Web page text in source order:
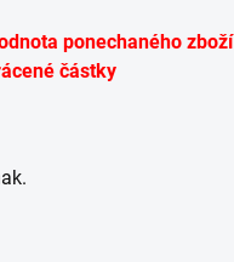
ponechaného
částky